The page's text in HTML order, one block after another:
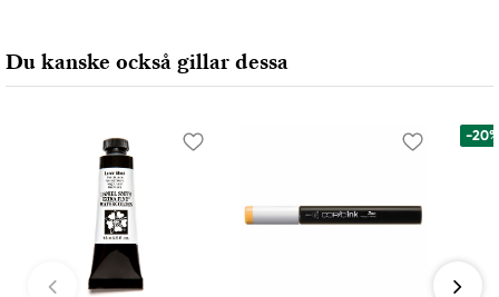
90546 Stein, Germany
info@Faber-Castell.de
Du kanske också gillar dessa
-